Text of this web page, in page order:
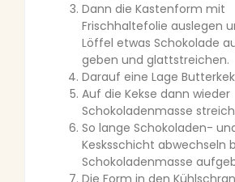
Dann die Kastenform mit
Frischhaltefolie auslegen
Löffel etwas Schokolade
geben und glattstreichen.
Darauf eine Lage
Auf die Kekse dann wieder
Schokoladenmasse
So lange Schokoladen-
Kesksschicht abwechseln
Schokoladenmasse